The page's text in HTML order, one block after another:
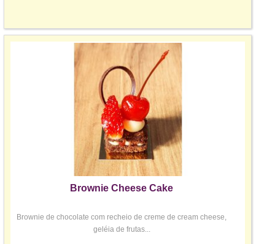
Brownie Cheese Cake
Brownie de chocolate com recheio de creme de cream cheese,
geléia de frutas...